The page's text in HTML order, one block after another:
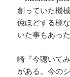
創っていた機
億ほどする様
いた事もあっ
崎『今聴いて
がある。今の